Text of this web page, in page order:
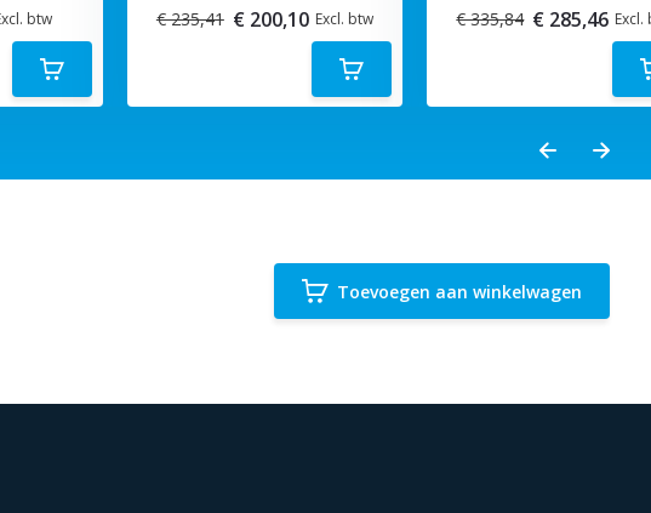
btw
€ 235,41 € 200,10 Excl. btw
€ 335,84 € 285,46 Excl.
Toevoegen aan winkelwagen